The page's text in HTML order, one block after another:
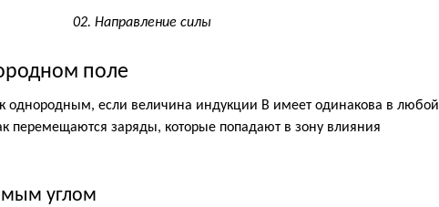
02. Направление силы
поле
однородным, если величина индукции B имеет одинакова в любой
перемещаются заряды, которые попадают в зону влияния
углом